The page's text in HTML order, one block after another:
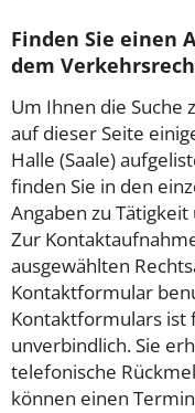
Finden Sie einen
dem
Um Ihnen die Suche
auf dieser Seite
Halle (Saale)
finden Sie in den
Angaben zu
Zur
ausgewählten
Kontaktformular
Kontaktformulars ist
unverbindlich. Sie
telefonische
können einen